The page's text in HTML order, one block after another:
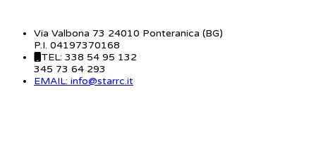
Via Valbona 73 24010 Ponteranica (BG)
P.I. 04197370168
TEL: 338 54 95 132
345 73 64 293
EMAIL: info@starrc.it